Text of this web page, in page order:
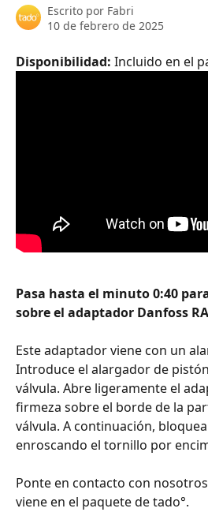
Escrito por Fabri
10 de febrero de 2025
Disponibilidad: Incluido en el
Pasa hasta el minuto 0:40
sobre el adaptador Danfoss
Este adaptador viene con un
Introduce el alargador de
válvula. Abre ligeramente el
firmeza sobre el borde de la
válvula. A continuación,
enroscando el tornillo por
Ponte en contacto con
viene en el paquete de tado°.